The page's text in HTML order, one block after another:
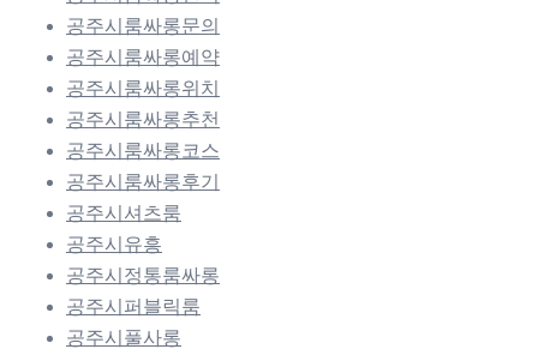
공주시룸싸롱문의
공주시룸싸롱예약
공주시룸싸롱위치
공주시룸싸롱추천
공주시룸싸롱코스
공주시룸싸롱후기
공주시셔츠룸
공주시유흥
공주시정통룸싸롱
공주시퍼블릭룸
공주시풀사롱